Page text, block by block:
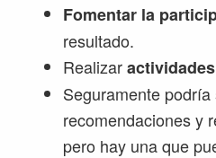
Fomentar la
resultado.
Realizar
Seguramente
recomendaciones y
pero hay una que